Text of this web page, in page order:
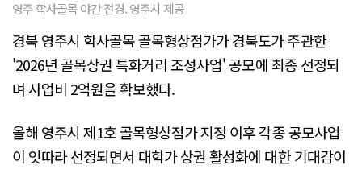
영주 학사골목 야간 전경. 영주시 제공
경북 영주시 학사골목 골목형상점가가 경북도가 주관한
'2026년 골목상권 특화거리 조성사업' 공모에 최종 선정되
며 사업비 2억원을 확보했다.
올해 영주시 제1호 골목형상점가 지정 이후 각종 공모사업
이 잇따라 선정되면서 대학가 상권 활성화에 대한 기대감이